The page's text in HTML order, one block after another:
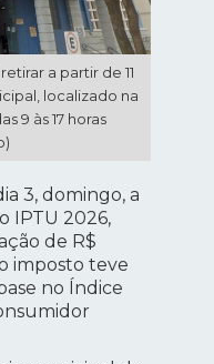
a partir de 11
localizado na
9 às 17 horas
3, domingo, a
IPTU 2026,
de R$
imposto teve
no Índice